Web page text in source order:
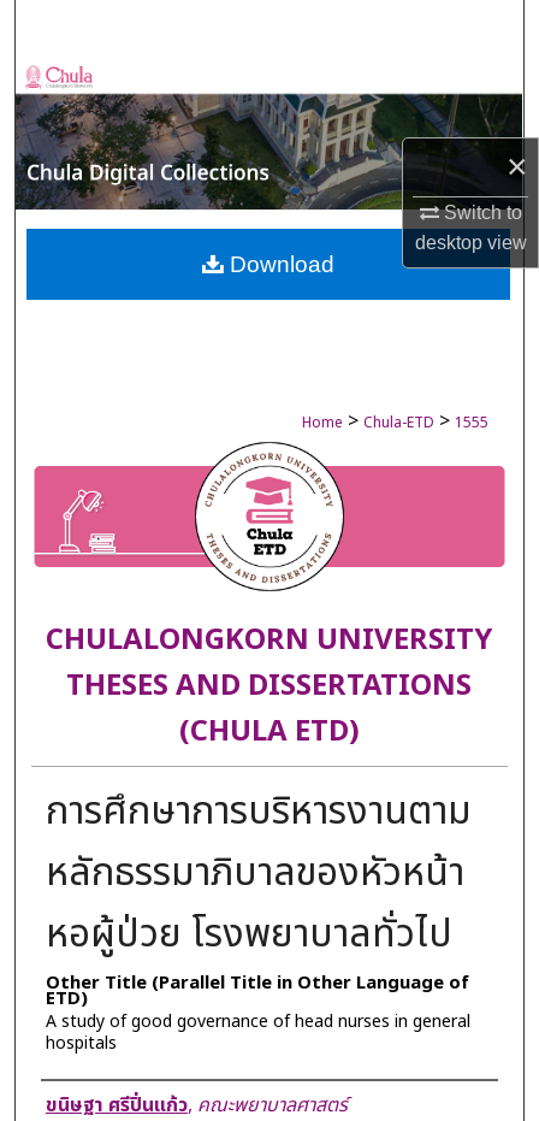
×
Switch to
desktopview
Browse Collections
My Account
About
Digital Commons Network™
Home > Chula-ETD > 1555
CHULALONGKORN UNIVERSITY
THESES AND DISSERTATIONS
(CHULA ETD)
การศึกษาการบริหารงานตาม
หลักธรรมาภิบาลของหัวหน้า
หอผู้ป่วย โรงพยาบาลทั่วไป
Other Title (Parallel Title in Other Language of
ETD)
A study of good governance of head nurses in general
hospitals
Author
ขนิษฐา ศรีปิ่นแก้ว, คณะพยาบาลศาสตร์
Download